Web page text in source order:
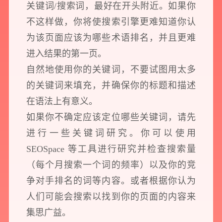
预约我们的数字化专家
1v1为您提供服务
实施方案及对应预算等
您需要： 网站建设
关键词/搜索词，最好在开头附近。如果你
不这样做，你将使搜索引擎更难知道你认
为该页面应该为哪些术语排名，并且更难
进入结果的第一页。
自然地使用你的关键词，不要试图用太多
的关键词来填充，并确保你的标题和描述
在语法上有意义。
如果你不确定应该定位哪些关键词，请先
进行一些关键词研究。你可以使用
SEOSpace 等工具进行研究并检查搜索量
（每个月搜索一个词的频率）以及你的竞
争对手排名的词等内容。或者根据你认为
人们可能会搜索以找到你的页面的内容来
集思广益。